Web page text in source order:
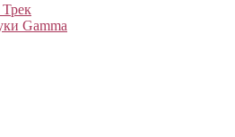
Gamma